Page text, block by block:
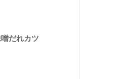
だれカツ